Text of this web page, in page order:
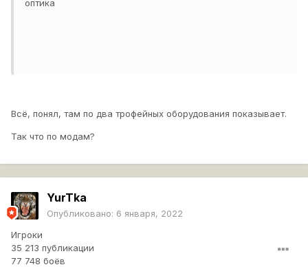
оптика
Всё, понял, там по два трофейных оборудования показывает.
Так что по модам?
YurTka
Опубликовано: 6 января, 2022
Игроки
35 213 публикации
77 748 боёв